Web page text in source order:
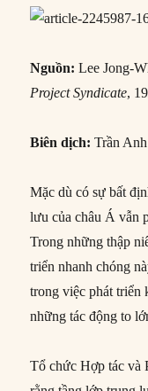
Nguồn:Lee Jong-
Project Syndicate,
Biên dịch: Trần
Mặc dù có sự bất
lưu của châu Á vẫn
Trong những thập
triển nhanh chóng
trong việc phát triển
những tác động to
Tổ chức Hợp tác và